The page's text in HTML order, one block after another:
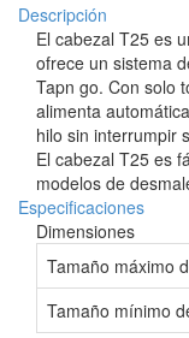
Descripción
El cabezal T25 es
ofrece un sistema
Tapn go. Con solo
alimenta
hilo sin interrumpir
El cabezal T25 es
modelos de
Especificaciones
Dimensiones
Tamaño máximo
Tamaño mínimo